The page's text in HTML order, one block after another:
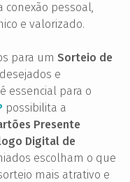
pessoal,
e valorizado.
para um Sorteio de
e
essencial para o
possibilita a
Presente
Digital de
escolham o que
mais atrativo e